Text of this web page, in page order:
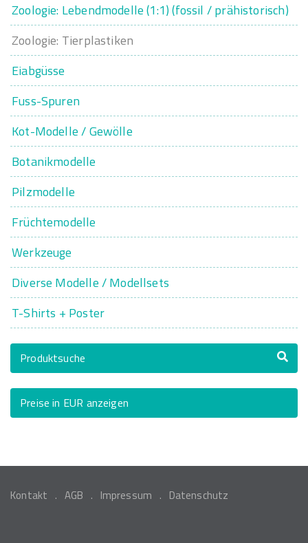
Zoologie: Lebendmodelle (1:1) (fossil / prähistorisch)
Zoologie: Tierplastiken
Eiabgüsse
Fuss-Spuren
Kot-Modelle / Gewölle
Botanikmodelle
Pilzmodelle
Früchtemodelle
Werkzeuge
Diverse Modelle / Modellsets
T-Shirts + Poster
Produktsuche
Preise in EUR anzeigen
Kontakt AGB Impressum Datenschutz